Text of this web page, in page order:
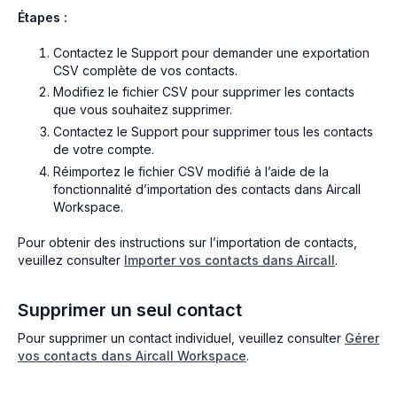
Étapes :
Contactez le Support pour demander une exportation
CSV complète de vos contacts.
Modifiez le fichier CSV pour supprimer les contacts
que vous souhaitez supprimer.
Contactez le Support pour supprimer tous les contacts
de votre compte.
Réimportez le fichier CSV modifié à l’aide de la
fonctionnalité d’importation des contacts dans Aircall
Workspace.
Pour obtenir des instructions sur l’importation de contacts,
veuillez consulter Importer vos contacts dans Aircall.
Supprimer un seul contact
Pour supprimer un contact individuel, veuillez consulter Gérer
vos contacts dans Aircall Workspace.